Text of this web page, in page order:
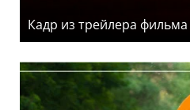
Кадр из трейлера